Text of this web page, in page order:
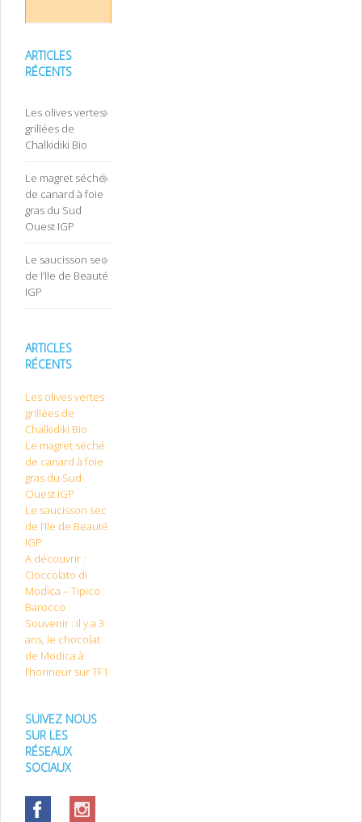
ARTICLES
RÉCENTS
Les olives vertes
grillées de
Chalkidiki Bio
Le magret séché
de canard à foie
gras du Sud
Ouest IGP
Le saucisson sec
de l’Ile de Beauté
IGP
ARTICLES
RÉCENTS
Les olives vertes
grillées de
Chalkidiki Bio
Le magret séché
de canard à foie
gras du Sud
Ouest IGP
Le saucisson sec
de l’Ile de Beauté
IGP
A découvrir :
Cioccolato di
Modica – Tipico
Barocco
Souvenir : il y a 3
ans, le chocolat
de Modica à
l’honneur sur TF1
SUIVEZ NOUS
SUR LES
RÉSEAUX
SOCIAUX